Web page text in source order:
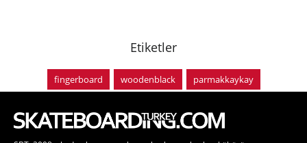
Etiketler
fingerboard woodenblack parmakkaykay